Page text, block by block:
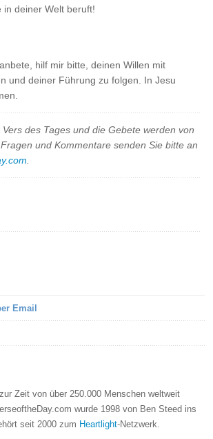
in deiner Welt beruft!
hilf mir bitte, deinen Willen mit
und deiner Führung zu folgen. In Jesu
des Tages und die Gebete werden von
und Kommentare senden Sie bitte an
Email
Zeit von über 250.000 Menschen weltweit
wurde 1998 von Ben Steed ins
seit 2000 zum Heartlight-Netzwerk.